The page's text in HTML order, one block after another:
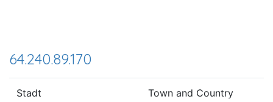
64.240.89.170
Stadt Town and Country